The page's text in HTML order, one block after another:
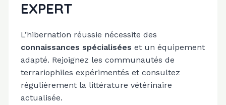
EXPERT
L’hibernation réussie nécessite des
connaissances spécialisées et un équipement
adapté. Rejoignez les communautés de
terrariophiles expérimentés et consultez
régulièrement la littérature vétérinaire
actualisée.